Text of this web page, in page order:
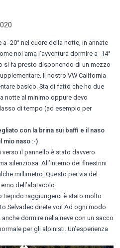
-20° nel cuore della notte, in annate
noi ama l’avventura dormire a -14°
si fa presto disponendo di un mezzo
Il nostro VW California
basico. Sta di fatto che ho due
notte al minimo oppure devo
di tempo (ad esempio per
con la brina sui baffi e il naso
mio naso :-)
il pannello è stato davvero
silenziosa. All’interno dei finestrini
millimetro. Questo per via del
dell’abitacolo.
tiepido raggiungerci è stato molto
Selvadec direte voi! Ad ogni modo
dormire nella neve con un sacco
per gli alpinisti. Un’esperienza